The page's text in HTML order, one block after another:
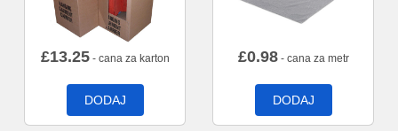
£13.25- cana za karton
DODAJ
£0.98- cana za metr
DODAJ